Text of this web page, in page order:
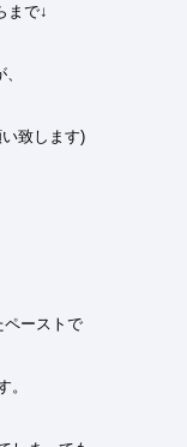
まで↓
致します)
ペーストで
。